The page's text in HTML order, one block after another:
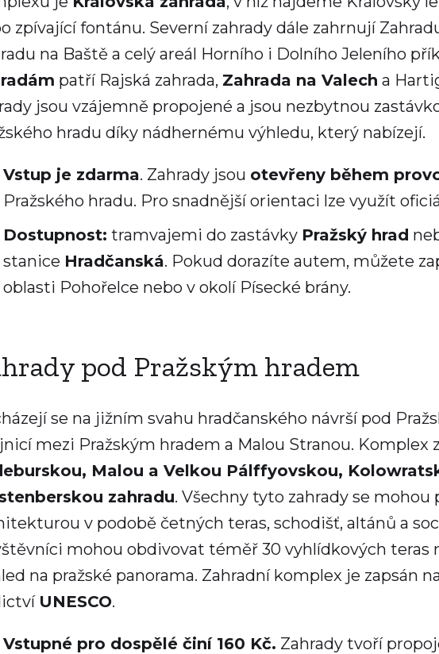
zpívající fontánu. Severní zahrady dále zahrnují
na Baště a celý areál Horního i Dolního Jeleního
patří Rajská zahrada, Zahrada na Valech a
jsou vzájemně propojené a jsou nezbytnou
hradu díky nádhernému výhledu, který nabízejí.
Vstup je zdarma. Zahrady jsou otevřeny během
Pražského hradu. Pro snadnější orientaci lze využít
Dostupnost: tramvajemi do zastávky Pražský hrad
stanice Hradčanská. Pokud dorazíte autem, můžete
oblasti Pohořelce nebo v okolí Písecké brány.
pod Pražským hradem
se na jižním svahu hradčanského návrší pod
mezi Pražským hradem a Malou Stranou. Komplex
Malou a Velkou Pálffyovskou,
zahradu. Všechny tyto zahrady se
v podobě četných teras, schodišť, altánů a
mohou obdivovat téměř 30 vyhlídkových teras
na pražské panorama. Zahradní komplex je zapsán
UNESCO.
Vstupné pro dospělé činí 160 Kč. Zahrady tvoří